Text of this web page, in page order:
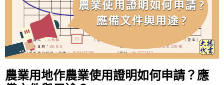
農業用地作農業使用證明如何申請？應